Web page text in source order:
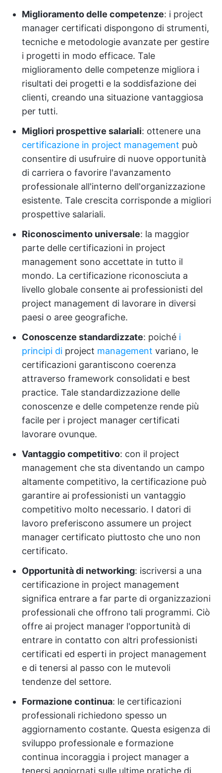
Miglioramento delle competenze: i project
manager certificati dispongono di strumenti,
tecniche e metodologie avanzate per gestire
i progetti in modo efficace. Tale
miglioramento delle competenze migliora i
risultati dei progetti e la soddisfazione dei
clienti, creando una situazione vantaggiosa
per tutti.
Migliori prospettive salariali: ottenere una
certificazione in project management può
consentire di usufruire di nuove opportunità
di carriera o favorire l'avanzamento
professionale all'interno dell'organizzazione
esistente. Tale crescita corrisponde a migliori
prospettive salariali.
Riconoscimento universale: la maggior
parte delle certificazioni in project
management sono accettate in tutto il
mondo. La certificazione riconosciuta a
livello globale consente ai professionisti del
project management di lavorare in diversi
paesi o aree geografiche.
Conoscenze standardizzate: poiché i
principi di project management variano, le
certificazioni garantiscono coerenza
attraverso framework consolidati e best
practice. Tale standardizzazione delle
conoscenze e delle competenze rende più
facile per i project manager certificati
lavorare ovunque.
Vantaggio competitivo: con il project
management che sta diventando un campo
altamente competitivo, la certificazione può
garantire ai professionisti un vantaggio
competitivo molto necessario. I datori di
lavoro preferiscono assumere un project
manager certificato piuttosto che uno non
certificato.
Opportunità di networking: iscriversi a una
certificazione in project management
significa entrare a far parte di organizzazioni
professionali che offrono tali programmi. Ciò
offre ai project manager l'opportunità di
entrare in contatto con altri professionisti
certificati ed esperti in project management
e di tenersi al passo con le mutevoli
tendenze del settore.
Formazione continua: le certificazioni
professionali richiedono spesso un
aggiornamento costante. Questa esigenza di
sviluppo professionale e formazione
continua incoraggia i project manager a
tenersi aggiornati sulle ultime pratiche di